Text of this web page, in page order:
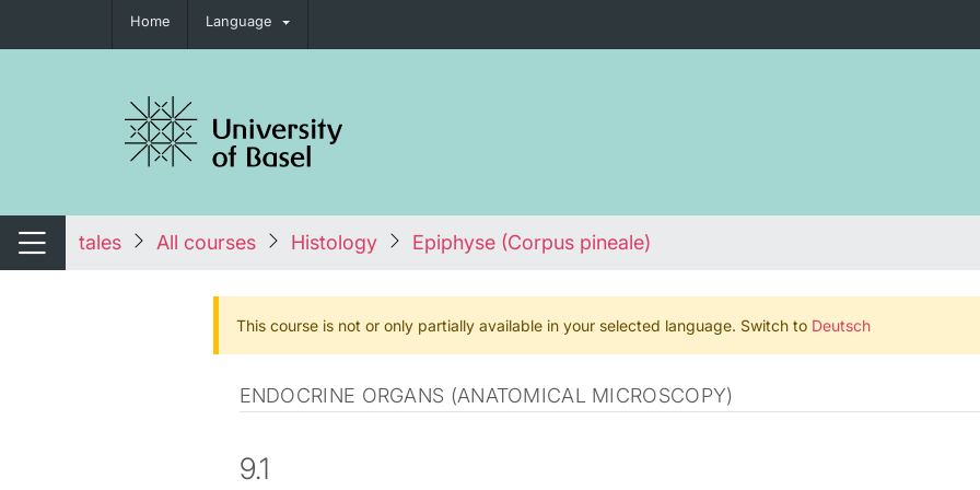
Home Language
navigation
Switch navigation
tales All courses Histology Epiphyse (Corpus pineale)
This course is not or only partially available in your selected language. Switch to Deutsch
ENDOCRINE ORGANS (ANATOMICAL MICROSCOPY)
9.1